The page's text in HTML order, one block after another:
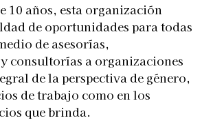
10 años, esta organización
de oportunidades para todas
de asesorías,
consultorías a organizaciones
de la perspectiva de género,
de trabajo como en los
que brinda.